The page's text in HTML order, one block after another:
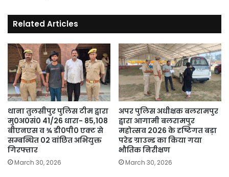
Related Articles
थाना तुलसीपुर पुलिस टीम द्वारा
मु0अ0सं0 41/26 धारा- 85,108
बीएनएस व ¾ डी0पी0 एक्ट से
सम्बन्धित 02 वांछित अभियुक्त
गिरफ्तार
March 30, 2026
अपर पुलिस अधीक्षक बलरामपुर
द्वारा आगामी बलरामपुर
महोत्सव 2026 के दृष्टिगत बड़ा
परेड ग्राउन्ड का किया गया
भौतिक निरीक्षण
March 30, 2026